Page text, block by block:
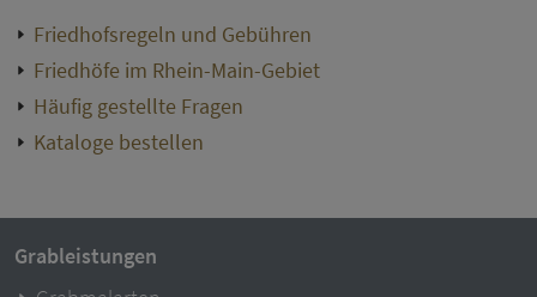
Friedhofsregeln und Gebühren
Friedhöfe im Rhein-Main-Gebiet
Häufig gestellte Fragen
Kataloge bestellen
Grableistungen